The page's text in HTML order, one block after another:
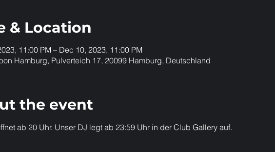
& Location
11:00 PM – Dec 10, 2023, 11:00 PM
Hamburg, Pulverteich 17, 20099 Hamburg, Deutschland
the event
ab 20 Uhr. Unser DJ legt ab 23:59 Uhr in der Club Gallery auf.